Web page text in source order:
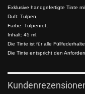
Exklusive handgefertigte Tinte
Duft: Tulpen,
Farbe: Tulpenrot,
Inhalt: 45 ml.
Die Tinte ist für alle
Die Tinte entspricht den